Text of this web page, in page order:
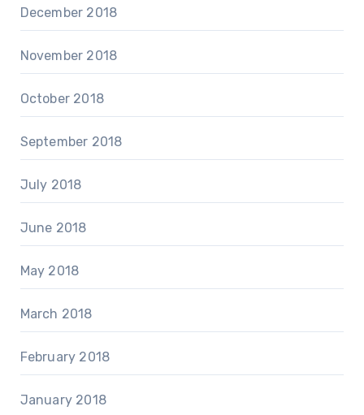
December 2018
November 2018
October 2018
September 2018
July 2018
June 2018
May 2018
March 2018
February 2018
January 2018